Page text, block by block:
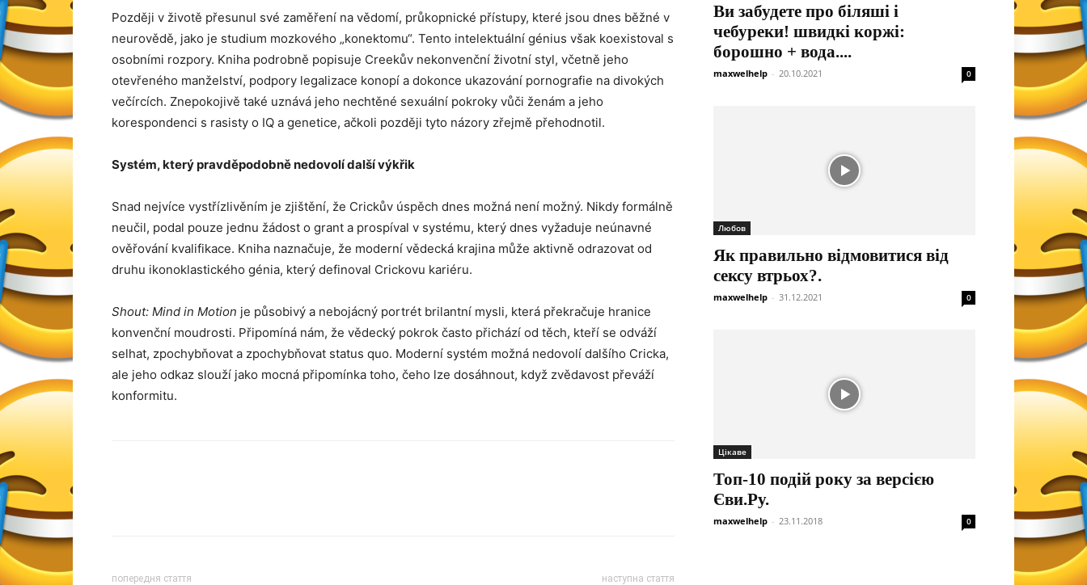
Později v životě přesunul své zaměření na vědomí, průkopnické přístupy, které jsou dnes běžné v
neurovědě, jako je studium mozkového „konektomu“. Tento intelektuální génius však koexistoval s
osobními rozpory. Kniha podrobně popisuje Creekův nekonvenční životní styl, včetně jeho
otevřeného manželství, podpory legalizace konopí a dokonce ukazování pornografie na divokých
večírcích. Znepokojivě také uznává jeho nechtěné sexuální pokroky vůči ženám a jeho
korespondenci s rasisty o IQ a genetice, ačkoli později tyto názory zřejmě přehodnotil.
Systém, který pravděpodobně nedovolí další výkřik
Snad nejvíce vystřízlivěním je zjištění, že Crickův úspěch dnes možná není možný. Nikdy formálně
neučil, podal pouze jednu žádost o grant a prospíval v systému, který dnes vyžaduje neúnavné
ověřování kvalifikace. Kniha naznačuje, že moderní vědecká krajina může aktivně odrazovat od
druhu ikonoklastického génia, který definoval Crickovu kariéru.
Shout: Mind in Motion je působivý a nebojácný portrét brilantní mysli, která překračuje hranice
konvenční moudrosti. Připomíná nám, že vědecký pokrok často přichází od těch, kteří se odváží
selhat, zpochybňovat a zpochybňovat status quo. Moderní systém možná nedovolí dalšího Cricka,
ale jeho odkaz slouží jako mocná připomínka toho, čeho lze dosáhnout, když zvědavost převáží
konformitu.
попередня стаття наступна стаття
Ви забудете про біляші і
чебуреки! швидкі коржі:
борошно + вода....
maxwelhelp - 20.10.2021 0
Любов
Як правильно відмовитися від
сексу втрьох?.
maxwelhelp - 31.12.2021 0
Цікаве
Топ-10 подій року за версією
Єви.Ру.
maxwelhelp - 23.11.2018 0